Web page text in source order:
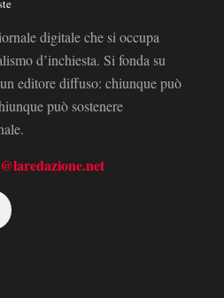
digitale che si occupa
d’inchiesta. Si fonda su
editore diffuso: chiunque può
può sostenere